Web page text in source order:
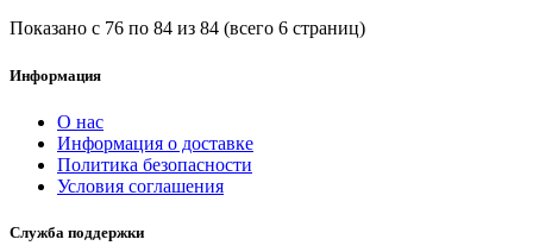
Показано с 76 по 84 из 84 (всего 6 страниц)
Информация
О нас
Информация о доставке
Политика безопасности
Условия соглашения
Служба поддержки